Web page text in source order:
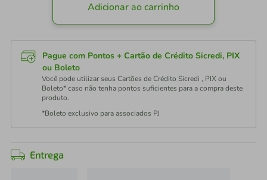
Adicionar ao carrinho
Pague com Pontos + Cartão de Crédito Sicredi, PIX
ou Boleto
Você pode utilizar seus Cartões de Crédito Sicredi , PIX ou
Boleto* caso não tenha pontos suficientes para a compra deste
produto.
*Boleto exclusivo para associados PJ
Entrega